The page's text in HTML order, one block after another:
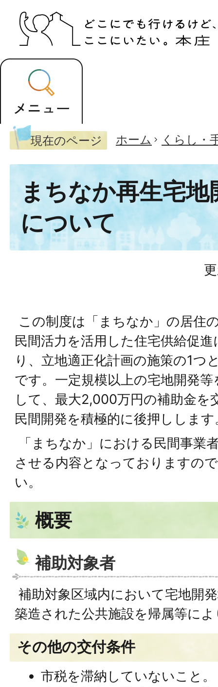
現在のページ ホーム くらし・
まちなか再生宅
について
この制度は「まちなか」の居住
民間活力を活用した住宅供給促
り、立地適正化計画の施策の1つ
です。一定規模以上の宅地開発
して、最大2,000万円の補助金を
民間開発を積極的に後押しします
「まちなか」における民間事業
させる内容となっておりますの
い。
概要
補助対象者
補助対象区域内において宅地開
築造された公共施設を帰属等に
その他の交付条件
市税を滞納していないこと。